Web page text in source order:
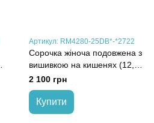
Артикул: RM4280-25DB*-*2722
Сорочка жіноча подовжена з
вишивкою на кишенях (12, S,
chocolate, коричневий)
2 100 грн
Купити